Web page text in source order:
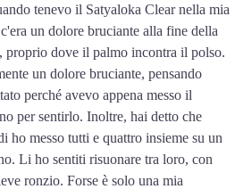
tenevo il Satyaloka Clear nella mia
un dolore bruciante alla fine della
proprio dove il palmo incontra il polso.
un dolore bruciante, pensando
perché avevo appena messo il
per sentirlo. Inoltre, hai detto che
ho messo tutti e quattro insieme su un
Li ho sentiti risuonare tra loro, con
ronzio. Forse è solo una mia